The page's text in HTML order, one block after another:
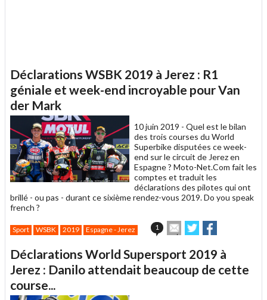
Déclarations WSBK 2019 à Jerez : R1
géniale et week-end incroyable pour Van
der Mark
10 juin 2019 - Quel est le bilan
des trois courses du World
Superbike disputées ce week-
end sur le circuit de Jerez en
Espagne ? Moto-Net.Com fait les
comptes et traduit les
déclarations des pilotes qui ont
brillé - ou pas - durant ce sixième rendez-vous 2019. Do you speak
french ?
Sport WSBK 2019 Espagne - Jerez 1
Envoyer
cet
à
un
ami
Partager
sur sur
Déclarations World Supersport 2019 à
Jerez : Danilo attendait beaucoup de cette
course...